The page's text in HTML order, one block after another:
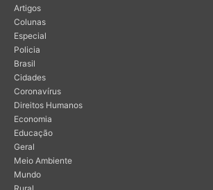
Artigos
Colunas
Especial
Policia
Brasil
Cidades
Coronavírus
Direitos Humanos
Economia
Educação
Geral
Meio Ambiente
Mundo